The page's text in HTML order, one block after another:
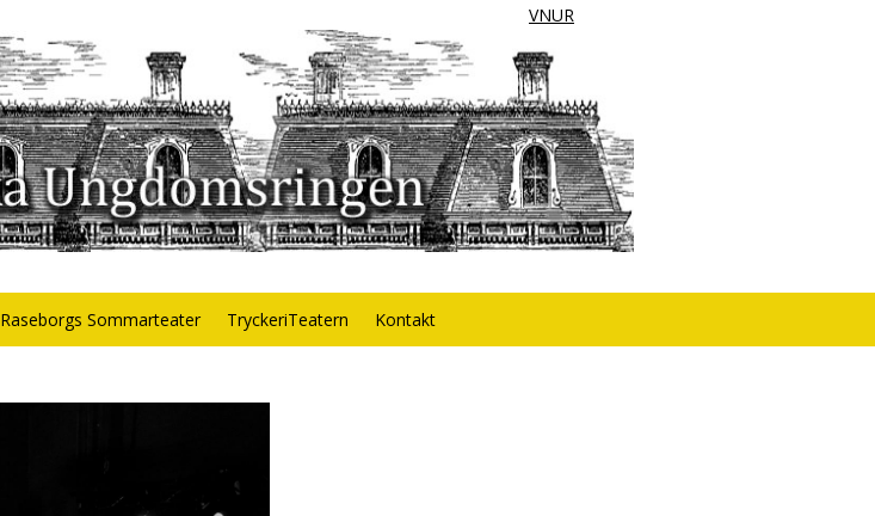
VNUR
Raseborgs Sommarteater TryckeriTeatern Kontakt